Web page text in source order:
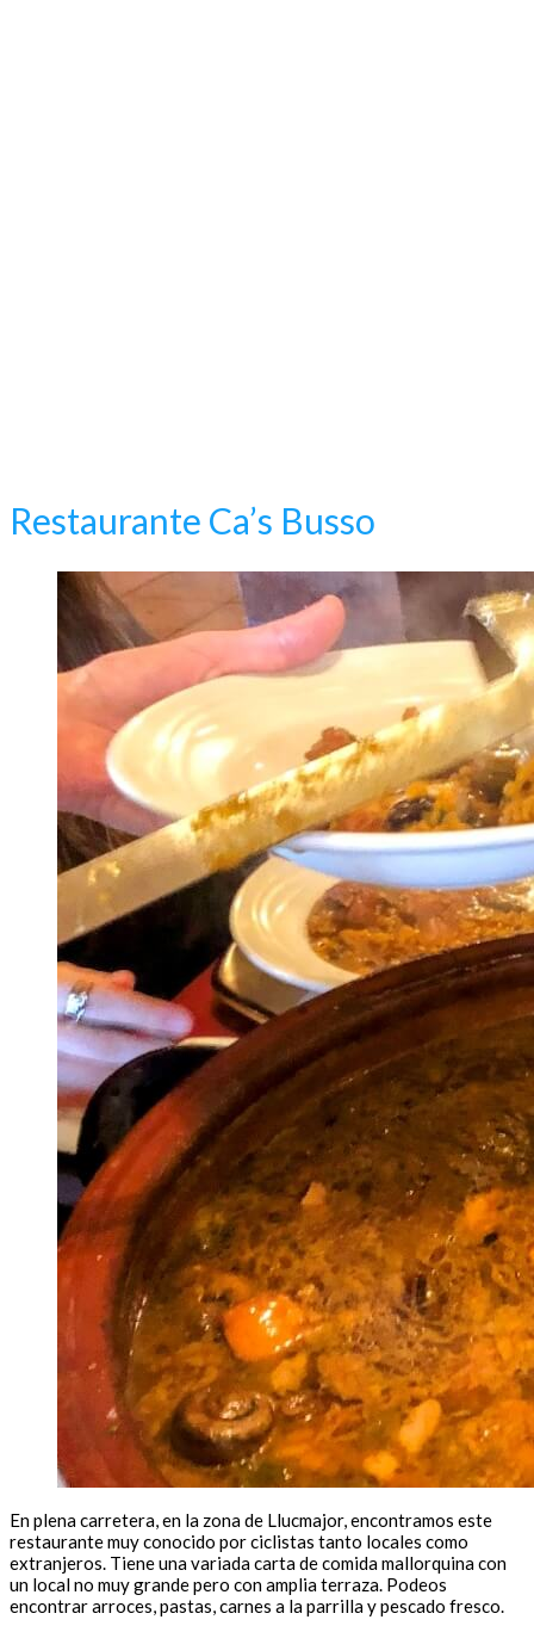
Restaurante Ca’s Busso
En plena carretera, en la zona de Llucmajor, encontramos este
restaurante muy conocido por ciclistas tanto locales como
extranjeros. Tiene una variada carta de comida mallorquina con
un local no muy grande pero con amplia terraza. Podeos
encontrar arroces, pastas, carnes a la parrilla y pescado fresco.